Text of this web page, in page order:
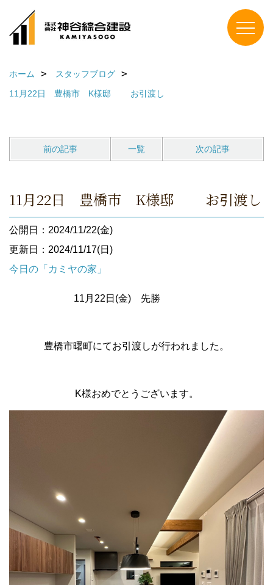
ホーム
スタッフブログ
11月22日 豊橋市 K様邸 お引渡し
前の記事 一覧 次の記事
11月22日 豊橋市 K様邸 お引渡し
公開日：2024/11/22(金)
更新日：2024/11/17(日)
今日の「カミヤの家」
11月22日(金) 先勝
豊橋市曙町にてお引渡しが行われました。
K様おめでとうございます。